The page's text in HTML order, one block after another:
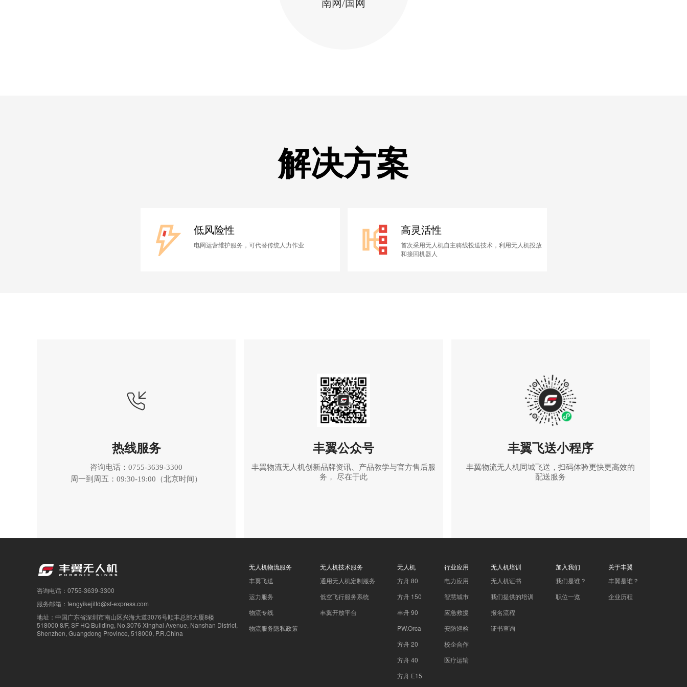
南网/国网
解决方案
低风险性
电网运营维护服务，可代替传统人力作业
高灵活性
首次采用无人机自主骑线投送技术，利用无人机投放
和接回机器人
热线服务
咨询电话：0755-3639-3300
周一到周五：09:30-19:00（北京时间）
丰翼公众号
丰翼物流无人机创新品牌资讯、产品教学与官方售后服
务， 尽在于此
丰翼飞送小程序
丰翼物流无人机同城飞送，扫码体验更快更高效的
配送服务
咨询电话：0755-3639-3300
服务邮箱：fengyikejiltd@sf-express.com
地址：中国广东省深圳市南山区兴海大道3076号顺丰总部大厦8楼
518000 8/F, SF HQ Building, No.3076 Xinghai Avenue, Nanshan District,
Shenzhen, Guangdong Province, 518000, P.R.China
无人机物流服务
丰翼飞送
运力服务
物流专线
物流服务隐私政策
无人机技术服务
通用无人机定制服务
低空飞行服务系统
丰翼开放平台
无人机
方舟 80
方舟 150
丰舟 90
PW.Orca
方舟 20
方舟 40
方舟 E15
行业应用
电力应用
智慧城市
应急救援
安防巡检
校企合作
医疗运输
无人机培训
无人机证书
我们提供的培训
报名流程
证书查询
加入我们
我们是谁？
职位一览
关于丰翼
丰翼是谁？
企业历程